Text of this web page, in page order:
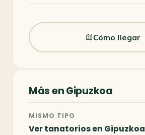
Cómo llegar
Más en Gipuzkoa
MISMO TIPO
Ver tanatorios en